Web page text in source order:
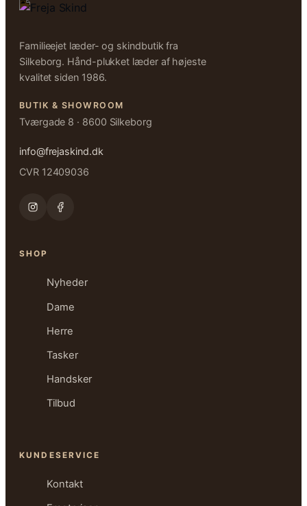
Familieejet læder- og skindbutik fra
Silkeborg. Hånd-plukket læder af højeste
kvalitet siden 1986.
BUTIK & SHOWROOM
Tværgade 8 · 8600 Silkeborg
info@frejaskind.dk
CVR 12409036
SHOP
Nyheder
Dame
Herre
Tasker
Handsker
Tilbud
KUNDESERVICE
Kontakt